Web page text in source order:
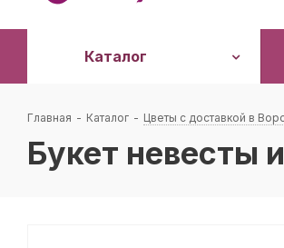
Каталог
Главная - Каталог - Цветы с доставкой в
Букет невесты